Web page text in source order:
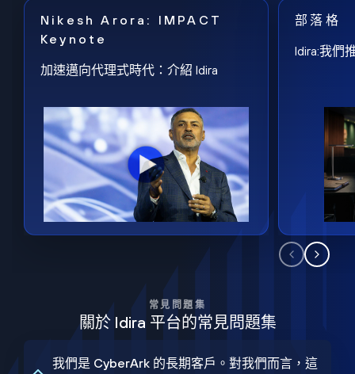
Nikesh Arora: IMPACT
Keynote
加速邁向代理式時代：介紹 Idira
部落格
Idira:我們
常見問題集
關於 Idira 平台的常見問題集
我們是 CyberArk 的長期客戶。對我們而言，這